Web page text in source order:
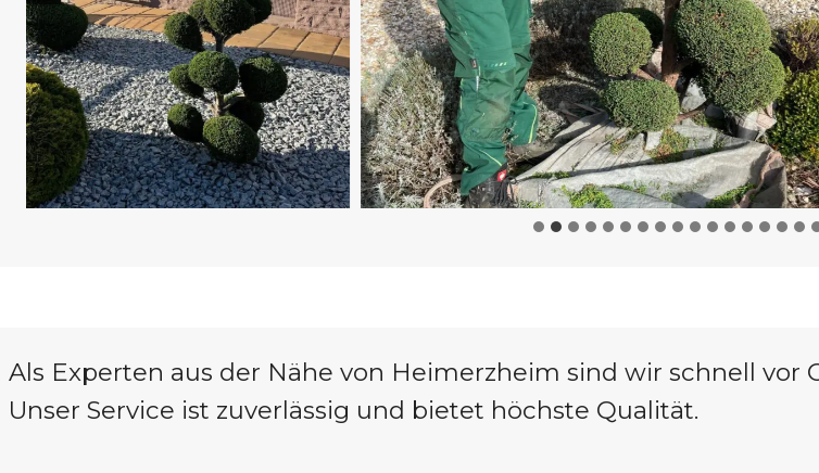
Als Experten aus der Nähe von Heimerzheim sind wir schnell vor
Unser Service ist zuverlässig und bietet höchste Qualität.